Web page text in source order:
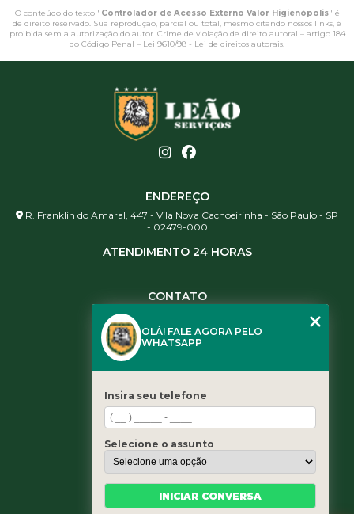
O conteúdo do texto "Controlador de Acesso Externo Valor Higienópolis" é
de direito reservado. Sua reprodução, parcial ou total, mesmo citando nossos links, é
proibida sem a autorização do autor. Crime de violação de direito autoral – artigo 184
do Código Penal – Lei 9610/98 - Lei de direitos autorais.
ENDEREÇO
R. Franklin do Amaral, 447 - Vila Nova Cachoeirinha - São Paulo - SP
- 02479-000
ATENDIMENTO 24 HORAS
CONTATO
(11) 3461-5871
contato@leaoservicos.com.br
Quem somos
Serviços
Blog
OLÁ! FALE AGORA PELO
WHATSAPP
Insira seu telefone
Selecione o assunto
INICIAR CONVERSA